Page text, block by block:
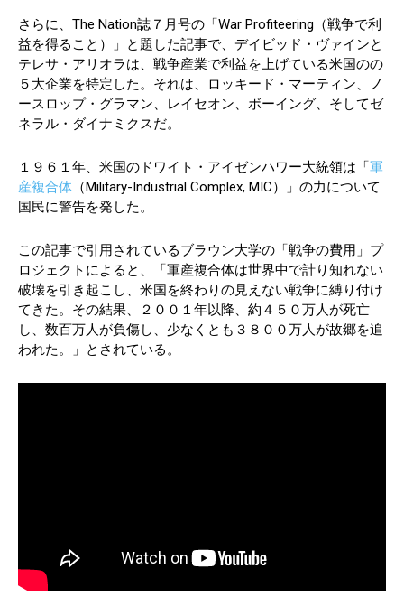
さらに、The Nation誌７月号の「War Profiteering（戦争で利
益を得ること）」と題した記事で、デイビッド・ヴァインと
テレサ・アリオラは、戦争産業で利益を上げている米国のの
５大企業を特定した。それは、ロッキード・マーティン、ノ
ースロップ・グラマン、レイセオン、ボーイング、そしてゼ
ネラル・ダイナミクスだ。
１９６１年、米国のドワイト・アイゼンハワー大統領は「軍
産複合体 （Military-Industrial Complex, MIC）」の力について
国民に警告を発した。
この記事で引用されているブラウン大学の「戦争の費用」プ
ロジェクトによると、「軍産複合体は世界中で計り知れない
破壊を引き起こし、米国を終わりの見えない戦争に縛り付け
てきた。その結果、２００１年以降、約４５０万人が死亡
し、数百万人が負傷し、少なくとも３８００万人が故郷を追
われた。」とされている。